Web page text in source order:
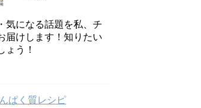
気になる話題を私、チ
届けします！知りたい
ょう！
ぱく質レシピ